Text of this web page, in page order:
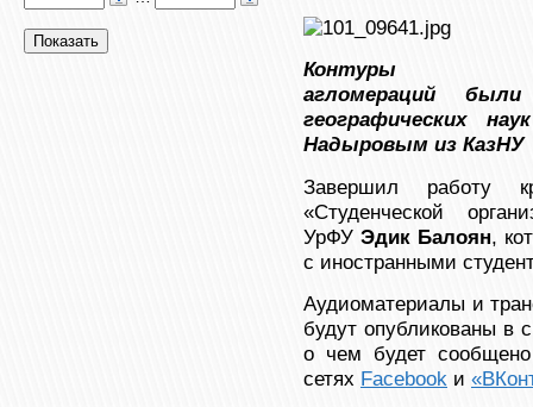
Контуры
агломераций
географических
Надыровым из КазНУ
Завершил работу
«Студенческой
УрФУ Эдик Балоян,
с иностранными
Аудиоматериалы и
будут опубликованы в
о чем будет
сетях Facebook и